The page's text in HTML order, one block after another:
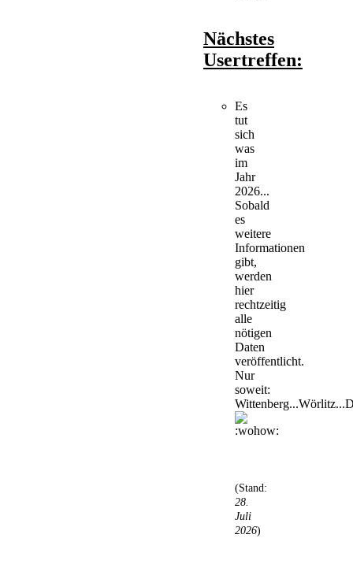
Nächstes
Usertreffen:
Es
tut
sich
was
im
Jahr
2026...
Sobald
es
weitere
Informationen
gibt,
werden
hier
rechtzeitig
alle
nötigen
Daten
veröffentlicht.
Nur
soweit:
(Stand:
28.
Juli
2026)